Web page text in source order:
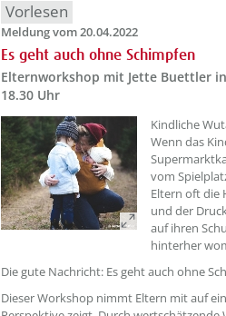
Vorlesen
Meldung vom 20.04.2022
Es geht auch ohne Schimpfen
Elternworkshop mit Jette Buettler
18.30 Uhr
???
Kindliche
Wenn das
vom
Eltern oft die
und der
auf ihren
hinterher
Die gute Nachricht: Es geht auch ohne
Dieser Workshop nimmt Eltern mit auf